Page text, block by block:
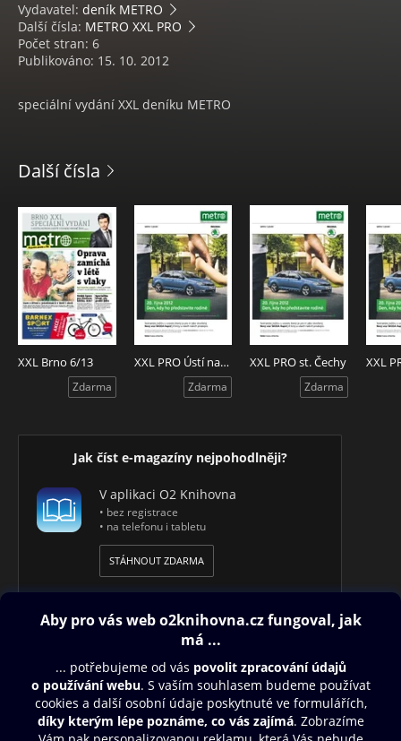
Vydavatel: deník METRO
Další čísla: METRO XXL PRO
Počet stran: 6
Publikováno: 15. 10. 2012
speciální vydání XXL deníku METRO
Další čísla
XXL Brno 6/13
Zdarma
XXL PRO Ústí nad Labem
Zdarma
XXL PRO st. Čechy
Zdarma
Jak číst e-magazíny nejpohodlněji?
V aplikaci O2 Knihovna
• bez registrace
• na telefonu i tabletu
STÁHNOUT ZDARMA
Obsah ke stažení
Moje O2 Knihovna